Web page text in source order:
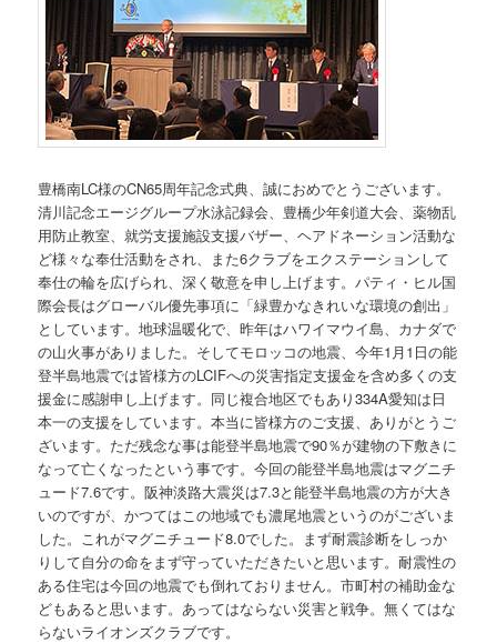
豊橋南LC様のCN65周年記念式典、誠におめでとうございます。
清川記念エージグループ水泳記録会、豊橋少年剣道大会、薬物乱
用防止教室、就労支援施設支援バザー、ヘアドネーション活動な
ど様々な奉仕活動をされ、また6クラブをエクステーションして
奉仕の輪を広げられ、深く敬意を申し上げます。パティ・ヒル国
際会長はグローバル優先事項に「緑豊かなきれいな環境の創出」
としています。地球温暖化で、昨年はハワイマウイ島、カナダで
の山火事がありました。そしてモロッコの地震、今年1月1日の能
登半島地震では皆様方のLCIFへの災害指定支援金を含め多くの支
援金に感謝申し上げます。同じ複合地区でもあり334A愛知は日
本一の支援をしています。本当に皆様方のご支援、ありがとうご
ざいます。ただ残念な事は能登半島地震で90％が建物の下敷きに
なって亡くなったという事です。今回の能登半島地震はマグニチ
ュード7.6です。阪神淡路大震災は7.3と能登半島地震の方が大き
いのですが、かつてはこの地域でも濃尾地震というのがございま
した。これがマグニチュード8.0でした。まず耐震診断をしっか
りして自分の命をまず守っていただきたいと思います。耐震性の
ある住宅は今回の地震でも倒れておりません。市町村の補助金な
どもあると思います。あってはならない災害と戦争。無くてはな
らないライオンズクラブです。